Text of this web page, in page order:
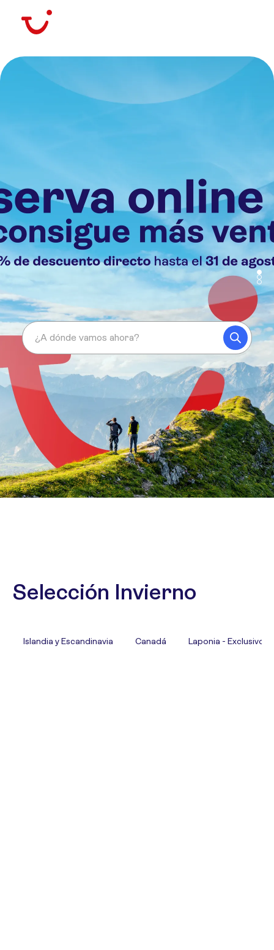
¿A dónde vamos ahora?
Selección Invierno
Islandia y Escandinavia Canadá Laponia - Exclusivo